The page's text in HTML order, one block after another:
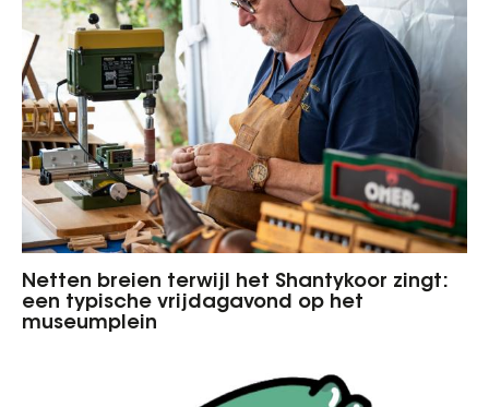
Netten breien terwijl het Shantykoor zingt:
een typische vrijdagavond op het
museumplein